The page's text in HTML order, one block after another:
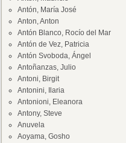
Antón, María José
Anton, Anton
Antón Blanco, Rocío del Mar
Antón de Vez, Patricia
Antón Svoboda, Ángel
Antoñanzas, Julio
Antoni, Birgit
Antonini, Ilaria
Antonioni, Eleanora
Antony, Steve
Anuvela
Aoyama, Gosho